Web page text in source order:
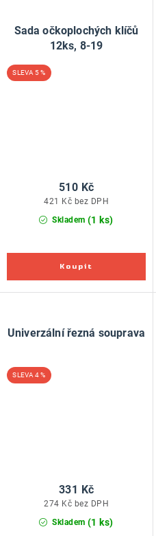
Sada očkoplochých klíčů
12ks, 8-19
5 %
Skladem (1 ks)
421 Kč bez DPH
510 Kč
Univerzální řezná souprava
4 %
Skladem (1 ks)
274 Kč bez DPH
331 Kč